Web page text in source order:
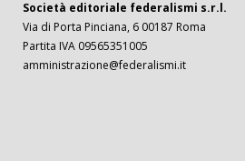
Società editoriale federalismi s.r.l.
Via di Porta Pinciana, 6 00187 Roma
Partita IVA 09565351005
amministrazione@federalismi.it